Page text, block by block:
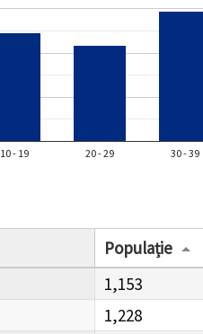
10 - 19 20 - 29 30 - 39
Populație
1,153
1,228